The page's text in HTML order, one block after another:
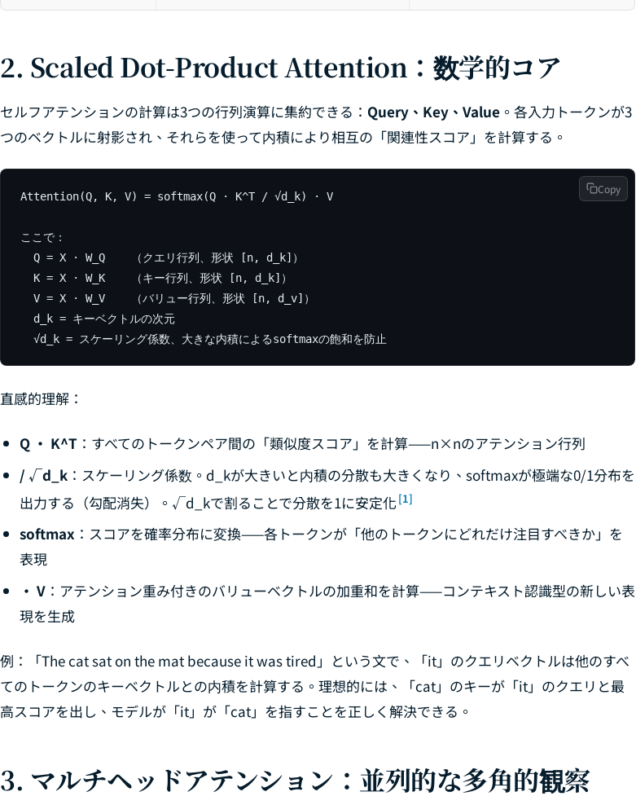
2. Scaled Dot-Product Attention：数学的コア
セルフアテンションの計算は3つの行列演算に集約できる： Query、Key、Value 。各入力トークンが3
つのベクトルに射影され、それらを使って内積により相互の「関連性スコア」を計算する。
Attention(Q, K, V) = softmax(Q · K^T / √d_k) · V
ここで：
  Q = X · W_Q    （クエリ行列、形状 [n, d_k]）
  K = X · W_K    （キー行列、形状 [n, d_k]）
  V = X · W_V    （バリュー行列、形状 [n, d_v]）
  d_k = キーベクトルの次元
Copy
直感的理解：
Q · K^T ：すべてのトークンペア間の「類似度スコア」を計算——n×nのアテンション行列
/ √d_k ：スケーリング係数。d_kが大きいと内積の分散も大きくなり、softmaxが極端な0/1分布を
出力する（勾配消失）。√d_kで割ることで分散を1に安定化 [1]
softmax ：スコアを確率分布に変換——各トークンが「他のトークンにどれだけ注目すべきか」を
表現
· V ：アテンション重み付きのバリューベクトルの加重和を計算——コンテキスト認識型の新しい表
現を生成
例：「The cat sat on the mat because it was tired」という文で、「it」のクエリベクトルは他のすべ
てのトークンのキーベクトルとの内積を計算する。理想的には、「cat」のキーが「it」のクエリと最
高スコアを出し、モデルが「it」が「cat」を指すことを正しく解決できる。
3. マルチヘッドアテンション：並列的な多角的観察